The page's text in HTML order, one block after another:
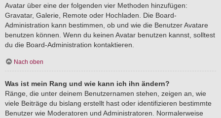
Avatar über eine der folgenden vier Methoden hinzufügen:
Gravatar, Galerie, Remote oder Hochladen. Die Board-
Administration kann bestimmen, ob und wie die Benutzer Avatare
benutzen können. Wenn du keinen Avatar benutzen kannst, solltest
du die Board-Administration kontaktieren.
Nach oben
Was ist mein Rang und wie kann ich ihn ändern?
Ränge, die unter deinem Benutzernamen stehen, zeigen an, wie
viele Beiträge du bislang erstellt hast oder identifizieren bestimmte
Benutzer wie Moderatoren und Administratoren. Normalerweise